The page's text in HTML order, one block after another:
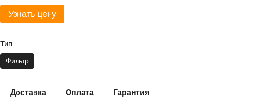
Узнать цену
Тип
Фильтр
Доставка Оплата Гарантия